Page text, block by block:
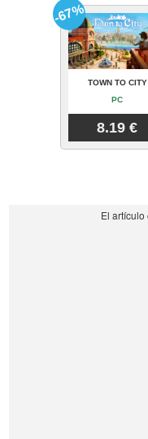
TOWN TO CITY
PC
8.19 €
-67%